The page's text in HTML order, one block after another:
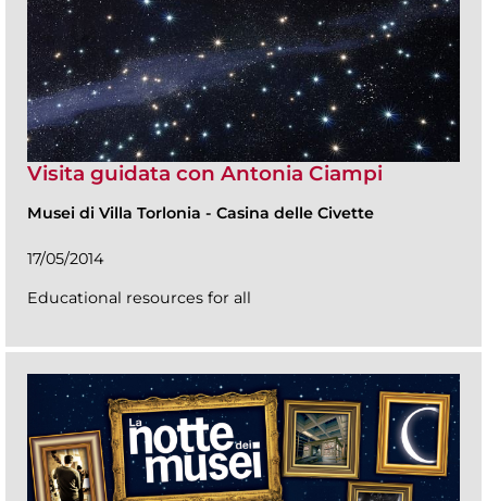
Visita guidata con Antonia Ciampi
Musei di Villa Torlonia - Casina delle Civette
17/05/2014
Educational resources for all